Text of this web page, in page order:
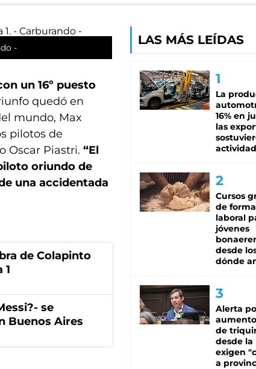
-
un 16º puesto
quedó en
mundo, Max
pilotos de
Oscar Piastri. “El
oriundo de
una accidentada
de Colapinto
1
se
Buenos Aires
LAS MÁS LEÍDAS
La
16% en
las
actividad
Cursos
de
laboral
jóvenes
desde
dónde
Alerta
de
desde la
exigen
a